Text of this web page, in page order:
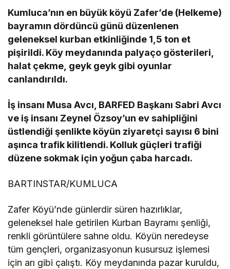
Kumluca’nın en büyük köyü Zafer’de (Helkeme)
bayramın dördüncü günü düzenlenen
geleneksel kurban etkinliğinde 1,5 ton et
pişirildi. Köy meydanında palyaço gösterileri,
halat çekme, geyk geyk gibi oyunlar
canlandırıldı.
İş insanı Musa Avcı, BARFED Başkanı Sabri Avcı
ve iş insanı Zeynel Özsoy’un ev sahipliğini
üstlendiği şenlikte köyün ziyaretçi sayısı 6 bini
aşınca trafik kilitlendi. Kolluk güçleri trafiği
düzene sokmak için yoğun çaba harcadı.
BARTINSTAR/KUMLUCA
Zafer Köyü’nde günlerdir süren hazırlıklar,
geleneksel hale getirilen Kurban Bayramı şenliği,
renkli görüntülere sahne oldu. Köyün neredeyse
tüm gençleri, organizasyonun kusursuz işlemesi
için arı gibi çalıştı. Köy meydanında pazar kuruldu,